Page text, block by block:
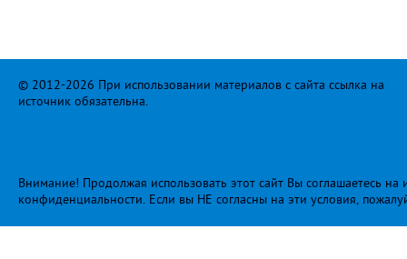
© 2012-2026 При использовании материалов с сайта ссылка на
источник обязательна.
Внимание! Продолжая использовать этот сайт Вы соглашаетесь
конфиденциальности. Если вы НЕ согласны на эти условия,